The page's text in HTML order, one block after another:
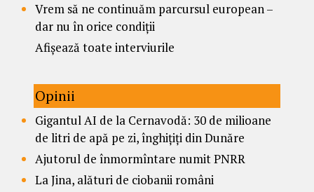
Vrem să ne continuăm parcursul european –
dar nu în orice condiții
Afișează toate interviurile
Opinii
Gigantul AI de la Cernavodă: 30 de milioane
de litri de apă pe zi, înghițiți din Dunăre
Ajutorul de înmormîntare numit PNRR
La Jina, alături de ciobanii români